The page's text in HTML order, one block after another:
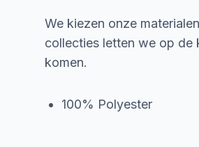
We kiezen onze
collecties letten we op de
komen.
100% Polyester